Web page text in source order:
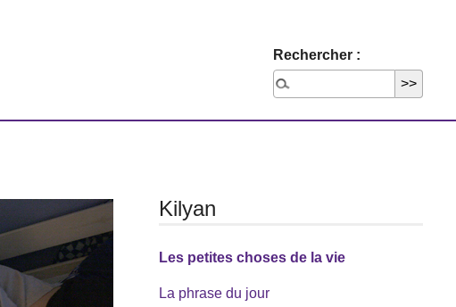
Rechercher :
Kilyan
Les petites choses de la vie
La phrase du jour